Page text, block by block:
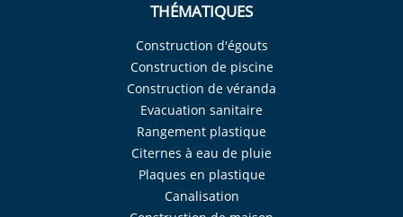
THÉMATIQUES
Construction d'égouts
Construction de piscine
Construction de véranda
Evacuation sanitaire
Rangement plastique
Citernes à eau de pluie
Plaques en plastique
Canalisation